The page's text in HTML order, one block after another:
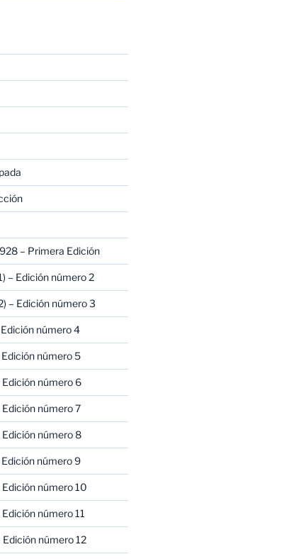
– Primera Edición
– Edición número 2
– Edición número 3
número 4
número 5
número 6
número 7
número 8
número 9
número 10
número 11
número 12